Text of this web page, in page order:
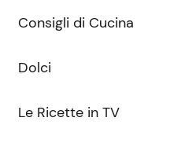
Consigli di Cucina
Dolci
Le Ricette in TV